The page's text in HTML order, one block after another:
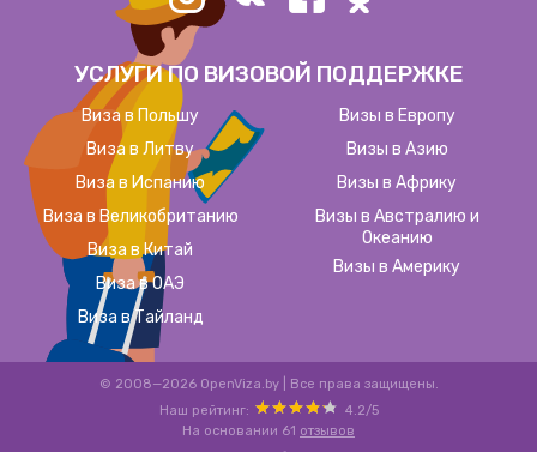
УСЛУГИ ПО ВИЗОВОЙ ПОДДЕРЖКЕ
Виза в Польшу
Виза в Литву
Виза в Испанию
Виза в Великобританию
Виза в Китай
Виза в ОАЭ
Виза в Тайланд
Визы в Европу
Визы в Азию
Визы в Африку
Визы в Австралию и
Океанию
Визы в Америку
© 2008—2026 OpenViza.by
Все права защищены.
Наш рейтинг:
4.2/5
На основании 61 отзывов